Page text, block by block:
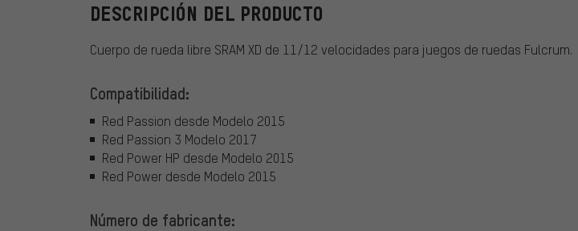
DESCRIPCIÓN DEL PRODUCTO
Cuerpo de rueda libre SRAM XD de 11/12 velocidades para juegos de ruedas Fulcrum.
Compatibilidad:
Red Passion desde Modelo 2015
Red Passion 3 Modelo 2017
Red Power HP desde Modelo 2015
Red Power desde Modelo 2015
Número de fabricante: